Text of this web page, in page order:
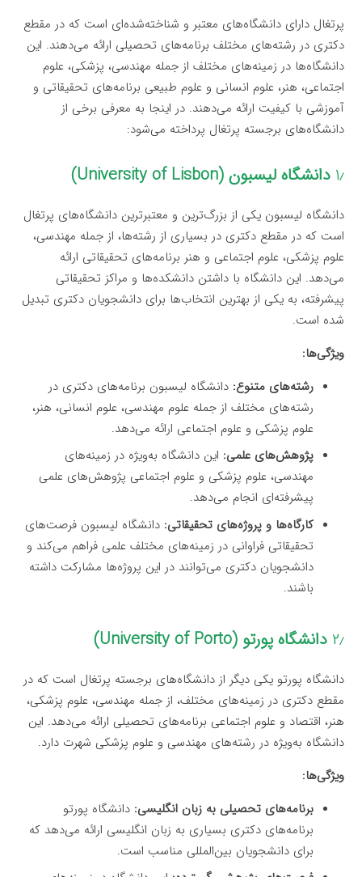
پرتغال دارای دانشگاه‌های معتبر و شناخته‌شده‌ای است که در مقطع
دکتری در رشته‌های مختلف برنامه‌های تحصیلی ارائه می‌دهند. این
دانشگاه‌ها در زمینه‌های مختلف از جمله مهندسی، پزشکی، علوم
اجتماعی، هنر، علوم انسانی و علوم طبیعی برنامه‌های تحقیقاتی و
آموزشی با کیفیت ارائه می‌دهند. در اینجا به معرفی برخی از
دانشگاه‌های برجسته پرتغال پرداخته می‌شود:
۱٫ دانشگاه لیسبون (University of Lisbon)
دانشگاه لیسبون یکی از بزرگ‌ترین و معتبرترین دانشگاه‌های پرتغال
است که در مقطع دکتری در بسیاری از رشته‌ها، از جمله مهندسی،
علوم پزشکی، علوم اجتماعی و هنر برنامه‌های تحقیقاتی ارائه
می‌دهد. این دانشگاه با داشتن دانشکده‌ها و مراکز تحقیقاتی
پیشرفته، به یکی از بهترین انتخاب‌ها برای دانشجویان دکتری تبدیل
شده است.
ویژگی‌ها:
رشته‌های متنوع: دانشگاه لیسبون برنامه‌های دکتری در
رشته‌های مختلف از جمله علوم مهندسی، علوم انسانی، هنر،
علوم پزشکی و علوم اجتماعی ارائه می‌دهد.
پژوهش‌های علمی: این دانشگاه به‌ویژه در زمینه‌های
مهندسی، علوم پزشکی و علوم اجتماعی پژوهش‌های علمی
پیشرفته‌ای انجام می‌دهد.
کارگاه‌ها و پروژه‌های تحقیقاتی: دانشگاه لیسبون فرصت‌های
تحقیقاتی فراوانی در زمینه‌های مختلف علمی فراهم می‌کند و
دانشجویان دکتری می‌توانند در این پروژه‌ها مشارکت داشته
باشند.
۲٫ دانشگاه پورتو (University of Porto)
دانشگاه پورتو یکی دیگر از دانشگاه‌های برجسته پرتغال است که در
مقطع دکتری در زمینه‌های مختلف، از جمله مهندسی، علوم پزشکی،
هنر، اقتصاد و علوم اجتماعی برنامه‌های تحصیلی ارائه می‌دهد. این
دانشگاه به‌ویژه در رشته‌های مهندسی و علوم پزشکی شهرت دارد.
ویژگی‌ها:
برنامه‌های تحصیلی به زبان انگلیسی: دانشگاه پورتو
برنامه‌های دکتری بسیاری به زبان انگلیسی ارائه می‌دهد که
برای دانشجویان بین‌المللی مناسب است.